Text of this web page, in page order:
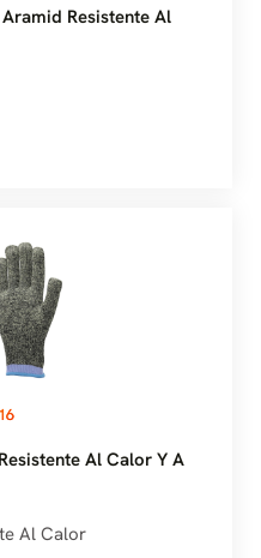
Resistente Al
Al Calor Y A
Al Calor